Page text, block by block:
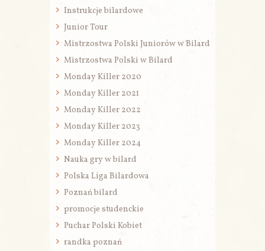
Instrukcje bilardowe
Junior Tour
Mistrzostwa Polski Juniorów w Bilard
Mistrzostwa Polski w Bilard
Monday Killer 2020
Monday Killer 2021
Monday Killer 2022
Monday Killer 2023
Monday Killer 2024
Nauka gry w bilard
Polska Liga Bilardowa
Poznań bilard
promocje studenckie
Puchar Polski Kobiet
randka poznań